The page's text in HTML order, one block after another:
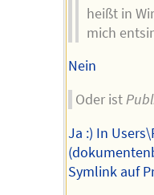
heißt in
mich
Nein
Oder ist
Ja :) In
Symlink auf